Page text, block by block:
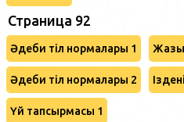
Страница 92
Әдеби тіл нормалары 1
Әдеби тіл нормалары 2
Үй тапсырмасы 1